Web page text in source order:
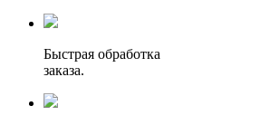
Быстрая обработка
заказа.